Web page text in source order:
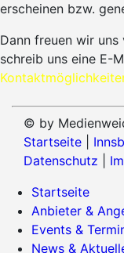
erscheinen bzw.
Dann freuen wir
schreib uns eine E-
© by
Startseite
Datenschutz
Startseite
Anbieter &
Events &
News &